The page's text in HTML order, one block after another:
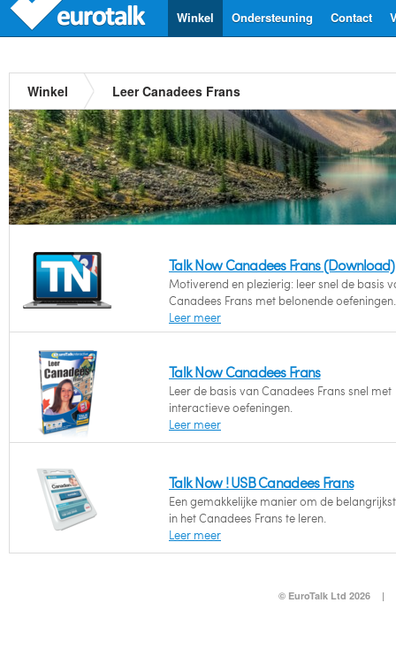
Contact
Ondersteuning
Winkel
Winkel Leer Canadees Frans
Talk Now Canadees Frans (Download)
Motiverend en plezierig: leer snel de basis
Canadees Frans met belonende oefeningen.
Leer meer
Talk Now Canadees Frans
Leer de basis van Canadees Frans snel met
interactieve oefeningen.
Leer meer
Talk Now ! USB Canadees Frans
Een gemakkelijke manier om de
in het Canadees Frans te leren.
Leer meer
© EuroTalk Ltd 2026 |